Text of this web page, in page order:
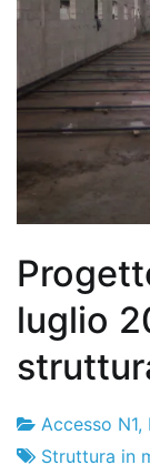
luglio
Fabbrica
23
Accesso N1,
Struttura in